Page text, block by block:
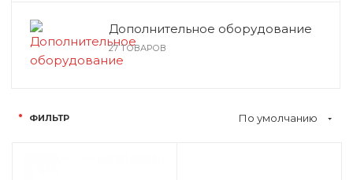
Дополнительное оборудование
27 ТОВАРОВ
ФИЛЬТР По умолчанию